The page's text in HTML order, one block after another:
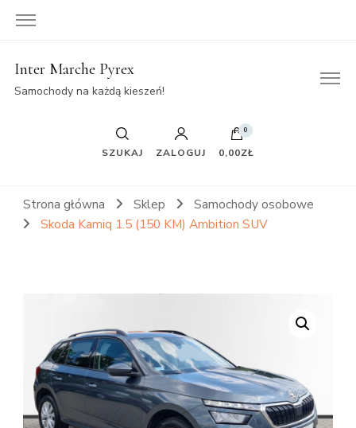
Inter Marche Pyrex
Samochody na każdą kieszeń!
SZUKAJ ZALOGUJ
0
0,00ZŁ
Strona główna Sklep
Samochody osobowe
Skoda Kamiq 1.5 (150 KM) Ambition SUV